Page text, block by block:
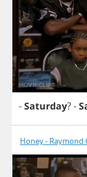
-Saturday?-
Honey - Raymond